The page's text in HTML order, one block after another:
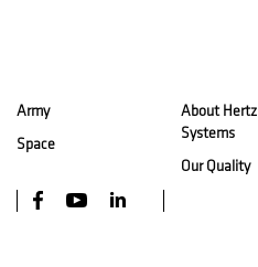
Army
Space
About Hertz
Systems
Our Quality